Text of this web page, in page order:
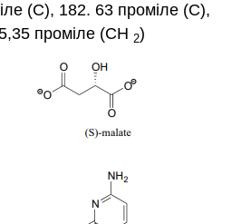
(С), 182. 63 проміле (С),
проміле (СН 2)